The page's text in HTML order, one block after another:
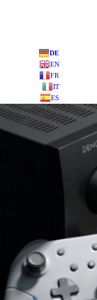
DE
EN
FR
IT
ES